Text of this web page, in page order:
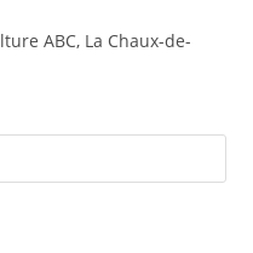
ABC, La Chaux-de-